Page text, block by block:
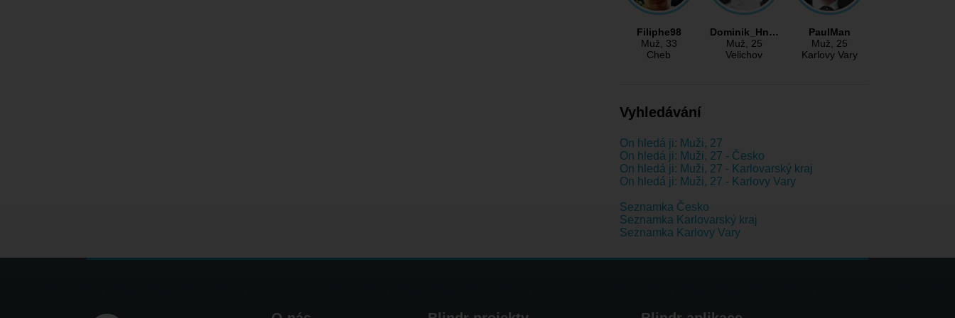
Filiphe98
Muž, 33
Cheb
Dominik_Hn…
Muž, 25
Velichov
PaulMan
Muž, 25
Karlovy Vary
Vyhledávání
On hledá ji: Muži, 27
On hledá ji: Muži, 27 - Česko
On hledá ji: Muži, 27 - Karlovarský kraj
On hledá ji: Muži, 27 - Karlovy Vary
Seznamka Česko
Seznamka Karlovarský kraj
Seznamka Karlovy Vary